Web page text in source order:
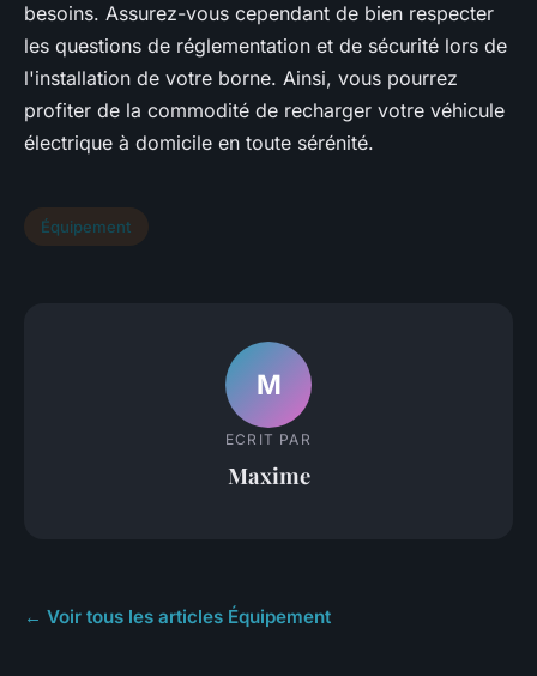
besoins. Assurez-vous cependant de bien respecter
les questions de réglementation et de sécurité lors de
l'installation de votre borne. Ainsi, vous pourrez
profiter de la commodité de recharger votre véhicule
électrique à domicile en toute sérénité.
Équipement
M
ECRIT PAR
Maxime
← Voir tous les articles Équipement